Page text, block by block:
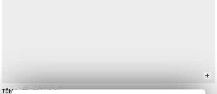
TÊNIS ATELIER | NOGAL